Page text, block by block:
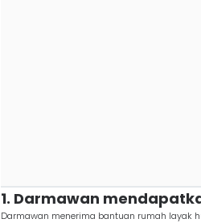
1. Darmawan
Darmawan menerima bantuan rumah layak